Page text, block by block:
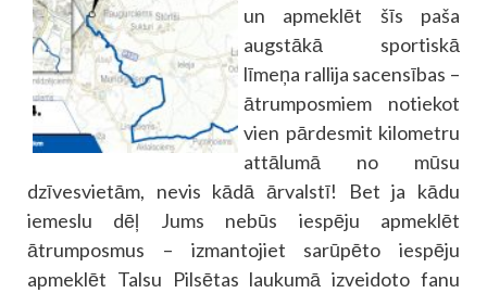
un apmeklēt šīs paša
augstākā sportiskā
līmeņa rallija sacensības –
ātrumposmiem notiekot
vien pārdesmit kilometru
attālumā no mūsu
dzīvesvietām, nevis kādā ārvalstī! Bet ja kādu
iemeslu dēļ Jums nebūs iespēju apmeklēt
ātrumposmus – izmantojiet sarūpēto iespēju
apmeklēt Talsu Pilsētas laukumā izveidoto fanu